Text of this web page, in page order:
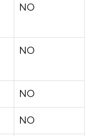
NO
NO
NO
NO